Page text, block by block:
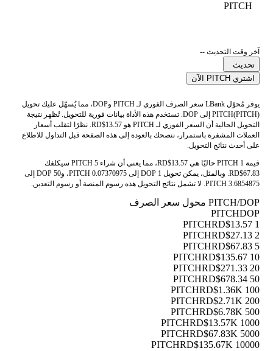
PITCH
آخر وقت التحديث --
تحديث
اشتري PITCH الآن
يوفر مُحوّل LBank سعر الصرف الفوري لـ PITCH وDOP، مما يُسهّل عليك تحويل
PITCH(PITCH) إلى DOP. تستخدم هذه الأداة بيانات فورية للتحويل. تُظهر نتيجة
التحويل الحالية أن السعر الفوري لـ PITCH هو RD$13.57. نظرًا لتقلب أسعار
العملات المشفرة باستمرار، ننصحك بالعودة إلى هذه الصفحة قبل التداول للاطلاع
على أحدث نتائج التحويل.
قيمة 1 PITCH حاليًا هي RD$13.57، مما يعني أن شراء 5 PITCH سيكلفك
RD$67.83. وبالمثل، يمكن تحويل 1 DOP إلى 0.07370975 PITCH، و50 DOP إلى
3.6854875 PITCH. لا تشمل نتائج التحويل هذه رسوم المنصة أو رسوم التعدين.
PITCH/DOP محول سعر الصرف
PITCHDOP
1 PITCH
RD$13.57
2 PITCH
RD$27.13
5 PITCH
RD$67.83
10 PITCH
RD$135.67
20 PITCH
RD$271.33
50 PITCH
RD$678.34
100 PITCH
RD$1.36K
200 PITCH
RD$2.71K
500 PITCH
RD$6.78K
1000 PITCH
RD$13.57K
5000 PITCH
RD$67.83K
10000 PITCH
RD$135.67K